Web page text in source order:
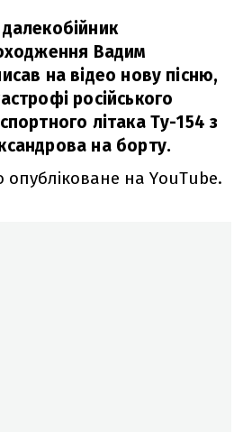
Вадим
на відео нову пісню,
російського
літака Ту-154 з
на борту.
опубліковане на YouTube.